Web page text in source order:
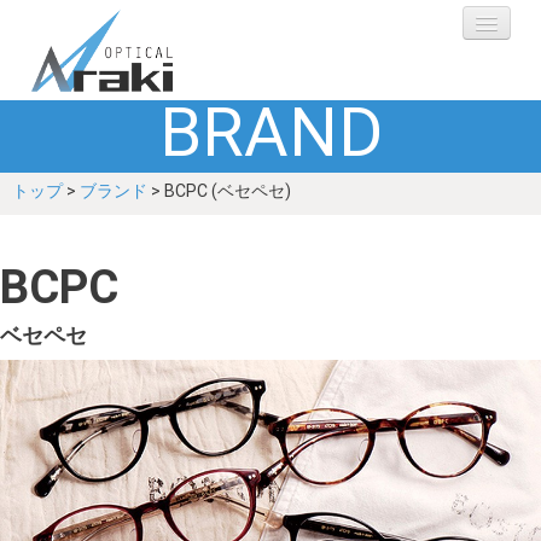
ブランド
ショップ
Q&A
お客さまの声
BRAND
トップ> ブランド > BCPC (ベセペセ)
BCPC
ベセペセ